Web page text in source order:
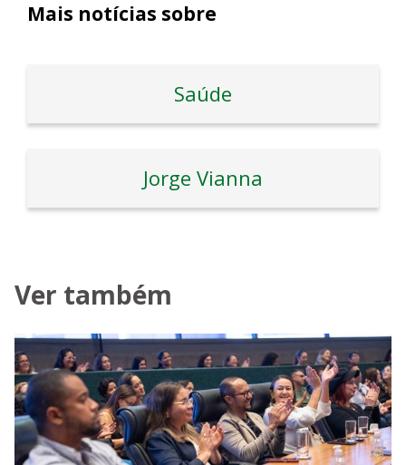
Mais notícias sobre
Saúde
Jorge Vianna
Ver também